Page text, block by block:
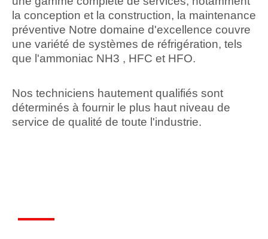
la conception et la construction, la maintenance
préventive Notre domaine d'excellence couvre
une variété de systèmes de réfrigération, tels
que l'ammoniac NH3 , HFC et HFO.
Nos techniciens hautement qualifiés sont
déterminés à fournir le plus haut niveau de
service de qualité de toute l'industrie.